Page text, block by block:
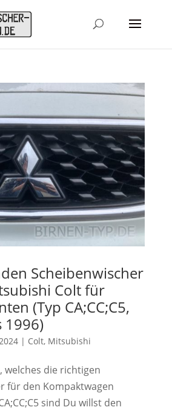
Scheibenwischer
Colt für
(Typ CA;CC;C5,
1996)
| Colt, Mitsubishi
welches die richtigen
für den Kompaktwagen
sind Du willst den